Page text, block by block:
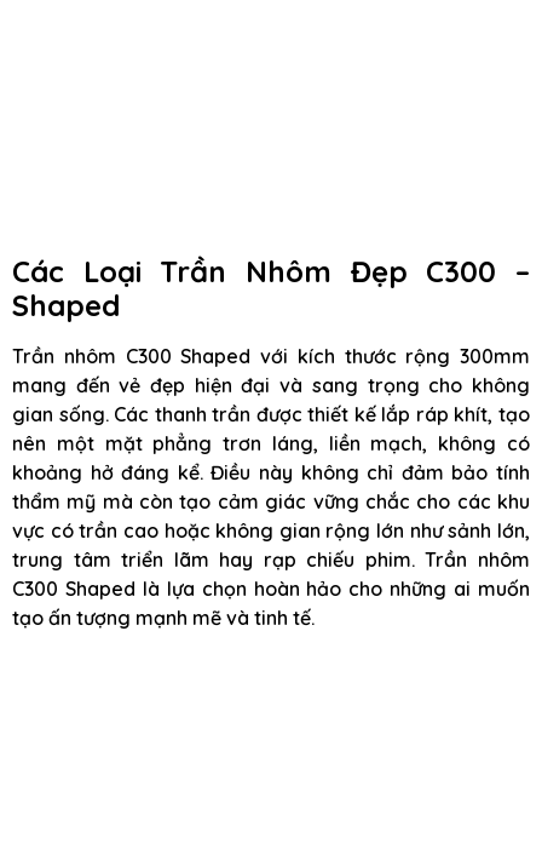
Các Loại Trần Nhôm Đẹp C300 –
Shaped
Trần nhôm C300 Shaped với kích thước rộng 300mm
mang đến vẻ đẹp hiện đại và sang trọng cho không
gian sống. Các thanh trần được thiết kế lắp ráp khít, tạo
nên một mặt phẳng trơn láng, liền mạch, không có
khoảng hở đáng kể. Điều này không chỉ đảm bảo tính
thẩm mỹ mà còn tạo cảm giác vững chắc cho các khu
vực có trần cao hoặc không gian rộng lớn như sảnh lớn,
trung tâm triển lãm hay rạp chiếu phim. Trần nhôm
C300 Shaped là lựa chọn hoàn hảo cho những ai muốn
tạo ấn tượng mạnh mẽ và tinh tế.